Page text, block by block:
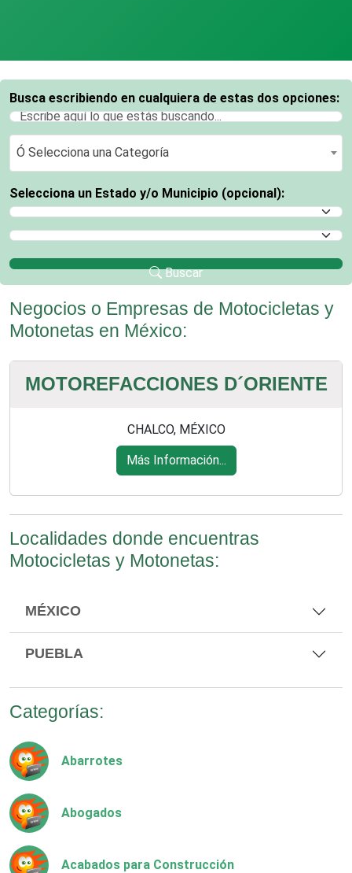
Busca escribiendo en cualquiera de estas dos opciones:
Ó Selecciona una Categoría
Ó Selecciona una Categoría
Selecciona un Estado y/o Municipio (opcional):
Selecciona un Estado
Selecciona un Municipio
Buscar
Negocios o Empresas de Motocicletas y
Motonetas en México:
MOTOREFACCIONES D´ORIENTE
CHALCO, MÉXICO
Más Información...
Localidades donde encuentras
Motocicletas y Motonetas:
MÉXICO
PUEBLA
Categorías:
Abarrotes
Abogados
Acabados para Construcción